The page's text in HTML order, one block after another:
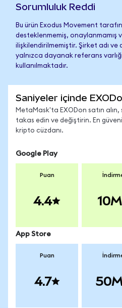
Sorumluluk Reddi
Bu ürün Exodus Movement
desteklenmemiş, onaylanmamış
ilişkilendirilmemiştir. Şirket adı
yalnızca dayanak referans
kullanılmaktadır.
Saniyeler içinde
MetaMask'ta EXODon satın alın,
takas edin ve değiştirin. En
kripto cüzdanı.
Google Play
Puan
4.4
App Store
Puan
4.7